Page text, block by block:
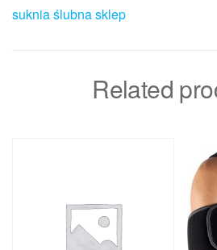
suknia ślubna sklep
Related